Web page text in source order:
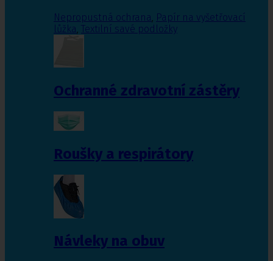
Nepropustná ochrana, Papír na vyšetřovací
lůžka, Textilní savé podložky
Ochranné zdravotní zástěry
Roušky a respirátory
Návleky na obuv